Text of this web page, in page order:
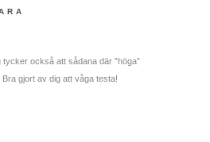
tycker också att sådana där ”höga”
gjort av dig att våga testa!